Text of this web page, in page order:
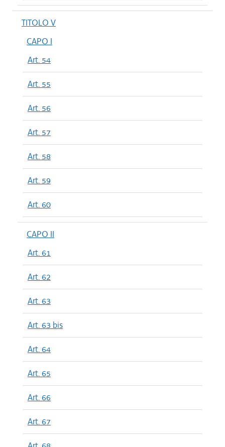
TITOLO V
CAPO I
Art. 54
Art. 55
Art. 56
Art. 57
Art. 58
Art. 59
Art. 60
CAPO II
Art. 61
Art. 62
Art. 63
Art. 63 bis
Art. 64
Art. 65
Art. 66
Art. 67